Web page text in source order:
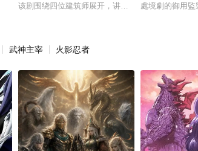
死亡。这起事故的真正罪魁祸首是富家子弟，他们强
该剧围绕四位建筑师展开，讲述了他们在中意合作
處境劇的御用
武神主宰 火影忍者